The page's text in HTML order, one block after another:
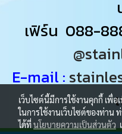
เฟิร์น 088-
E-mail :
เว็บไซต์นี้มีการใช้งานคุกกี้ เ
ในการใช้งานเว็บไซต์ของท่าน
ได้ที่นโยบายความเป็นส่วนตัว